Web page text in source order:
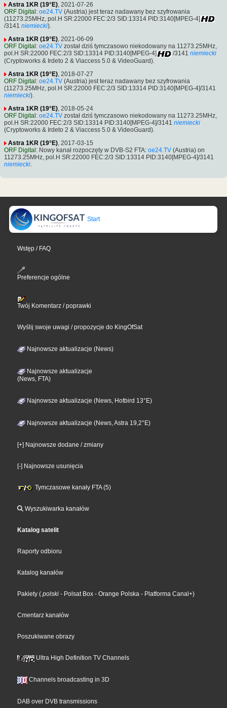
Astra 1KR (19°E), 2021-07-26
ORF Digital : oe24.TV (Austria) jest teraz nadawany bez szyfrowania
(11273.25MHz, pol.H SR:22000 FEC:2/3 SID:13314 PID:3140[MPEG-4]
/3141 niemiecki).
Astra 1KR (19°E), 2021-06-09
ORF Digital : oe24.TV został dziś tymczasowo niekodowany na 11273.25MHz,
pol.H SR:22000 FEC:2/3 SID:13314 PID:3140[MPEG-4]
/3141 niemiecki
(Cryptoworks & Irdeto 2 & Viaccess 5.0 & VideoGuard).
Astra 1KR (19°E) , 2018-07-27
ORF Digital: oe24.TV (Austria) jest teraz nadawany bez szyfrowania
(11273.25MHz, pol.H SR:22000 FEC:2/3 SID:13314 PID:3140[MPEG-4]/3141
niemiecki).
Astra 1KR (19°E) , 2018-05-24
ORF Digital: oe24.TV został dziś tymczasowo niekodowany na 11273.25MHz,
pol.H SR:22000 FEC:2/3 SID:13314 PID:3140[MPEG-4]/3141 niemiecki
(Cryptoworks & Irdeto 2 & Viaccess 5.0 & VideoGuard).
Astra 1KR (19°E) , 2017-03-15
ORF Digital: Nowy kanał rozpoczęty w DVB-S2 FTA: oe24.TV (Austria) on
11273.25MHz, pol.H SR:22000 FEC:2/3 SID:13314 PID:3140[MPEG-4]/3141
niemiecki
Start
Wstęp / FAQ
Preferencje ogólne
Twój Komentarz / poprawki
Wyślij swoje uwagi / propozycje do KingOfSat
Najnowsze aktualizacje (News)
Najnowsze aktualizacje
(News, FTA)
Najnowsze aktualizacje (News, Hotbird 13°E)
Najnowsze aktualizacje (News, Astra 19,2°E)
[+] Najnowsze dodane / zmiany
[-] Najnowsze usunięcia
Tymczasowe kanały FTA (5)
Wyszukiwarka kanałów
Katalog satelit
Raporty odbioru
Katalog kanałów
Pakiety ( polski - Polsat Box - Orange Polska - Platforma Canal+)
Cmentarz kanałów
Poszukiwane obrazy
Ultra High Definition TV Channels
Channels broadcasting in 3D
DAB over DVB transmissions